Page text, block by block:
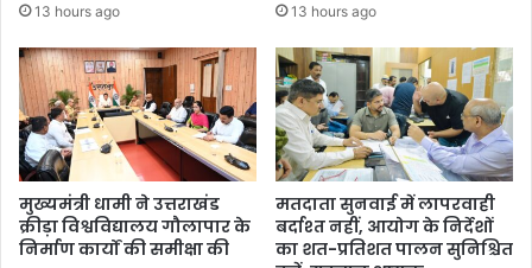
शा
स
न
का
फै
स
ला
13 hours ago 13 hours ago
मुख्यमंत्री धामी ने उत्तराखंड
क्रीड़ा विश्वविद्यालय गौलापार के
निर्माण कार्यों की समीक्षा की
मतदाता सुनवाई में लापरवाही
बर्दाश्त नहीं, आयोग के निर्देशों
का शत-प्रतिशत पालन सुनिश्चित